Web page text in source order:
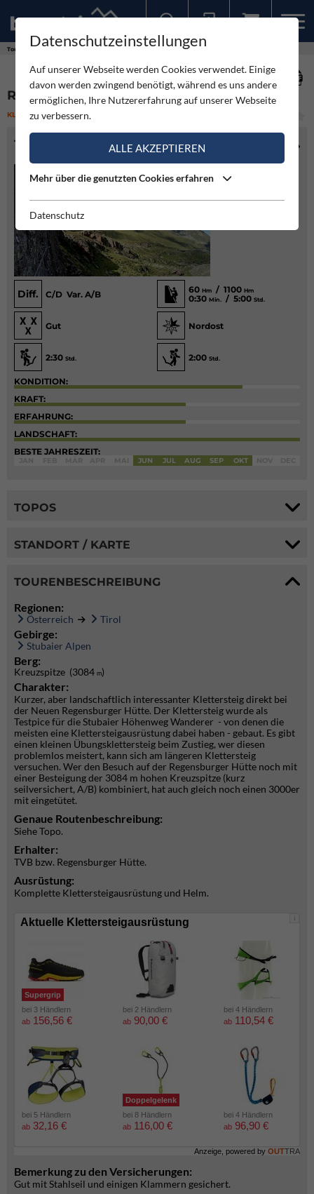
Touren
REGENSBURGER HÜTTE KLETTERSTEIG
KLETTERSTEIG MITTEL
TOURENINFO
Diff. C/D Var. A/B 60 Hm / 1100 Hm
0:30 Min. / 5:00 Std.
Gut Nordost
2:30 Std. 2:00 Std.
KONDITION:
KRAFT:
ERFAHRUNG:
LANDSCHAFT:
BESTE JAHRESZEIT:
JUN JUL AUG SEP OKT
TOPOS
STANDORT / KARTE
TOURENBESCHREIBUNG
Regionen:
Österreich Tirol
Gebirge:
Stubaier Alpen
Berg:
Kreuzspitze (3084 m)
Charakter:
Kurzer, aber landschaftlich interessanter Klettersteig direkt bei
der Neuen Regensburger Hütte. Der Klettersteig wurde als
Testpice für die Stubaier Höhenweg Wanderer - von denen die
meisten eine Klettersteigausrüstung dabei haben - gebaut. Es gibt
einen kleinen Übungsklettersteig beim Zustieg, wer diesen
problemlos meistert, kann sich am längeren Klettersteig
versuchen. Wer den Besuch auf der Regensburger Hütte noch mit
einer Besteigung der 3084 m hohen Kreuzspitze (kurz
seilversichert, A/B) kombiniert, hat auch gleich noch einen 3000er
mit eingetütet.
Genaue Routenbeschreibung:
Siehe Topo.
Erhalter:
TVB bzw. Regensburger Hütte.
Ausrüstung:
Komplette Klettersteigausrüstung und Helm.
i
Aktuelle Klettersteigausrüstung
Supergrip
bei 3 Händlern
ab 156,56 €
bei 2 Händlern
ab 90,00 €
bei 4 Händlern
ab 110,54 €
bei 5 Händlern
ab 32,16 €
Doppelgelenk
bei 8 Händlern
ab 116,00 €
bei 4 Händlern
ab 96,90 €
Anzeige, powered by OUTTRA
Bemerkung zu den Versicherungen:
Gut mit Stahlseil und einigen Klammern gesichert.
Datenschutzeinstellungen
Auf unserer Webseite werden Cookies verwendet. Einige
davon werden zwingend benötigt, während es uns andere
ermöglichen, Ihre Nutzererfahrung auf unserer Webseite
zu verbessern.
ALLE AKZEPTIEREN
Mehr über die genutzten Cookies erfahren
Datenschutz